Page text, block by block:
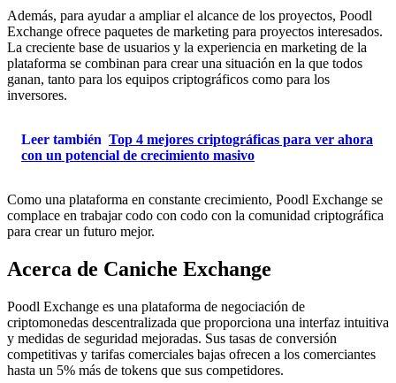
Además, para ayudar a ampliar el alcance de los proyectos, Poodl
Exchange ofrece paquetes de marketing para proyectos interesados.
La creciente base de usuarios y la experiencia en marketing de la
plataforma se combinan para crear una situación en la que todos
ganan, tanto para los equipos criptográficos como para los
inversores.
Leer también Top 4 mejores criptográficas para ver ahora
con un potencial de crecimiento masivo
Como una plataforma en constante crecimiento, Poodl Exchange se
complace en trabajar codo con codo con la comunidad criptográfica
para crear un futuro mejor.
Acerca de Caniche Exchange
Poodl Exchange es una plataforma de negociación de
criptomonedas descentralizada que proporciona una interfaz intuitiva
y medidas de seguridad mejoradas. Sus tasas de conversión
competitivas y tarifas comerciales bajas ofrecen a los comerciantes
hasta un 5% más de tokens que sus competidores.